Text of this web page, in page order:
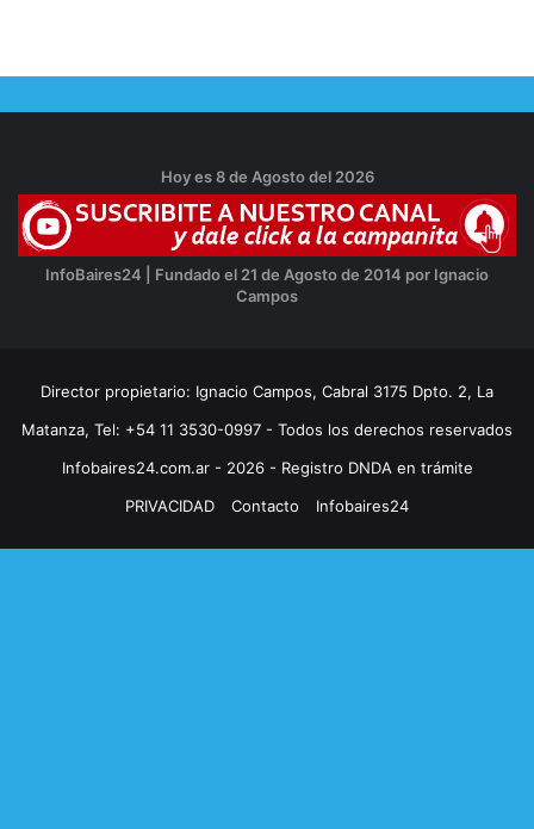
Hoy es 8 de Agosto del 2026
InfoBaires24 | Fundado el 21 de Agosto de 2014 por Ignacio
Campos
Director propietario: Ignacio Campos, Cabral 3175 Dpto. 2, La
Matanza, Tel: +54 11 3530-0997 - Todos los derechos reservados
Infobaires24.com.ar - 2026 - Registro DNDA en trámite
PRIVACIDAD
Contacto Infobaires24